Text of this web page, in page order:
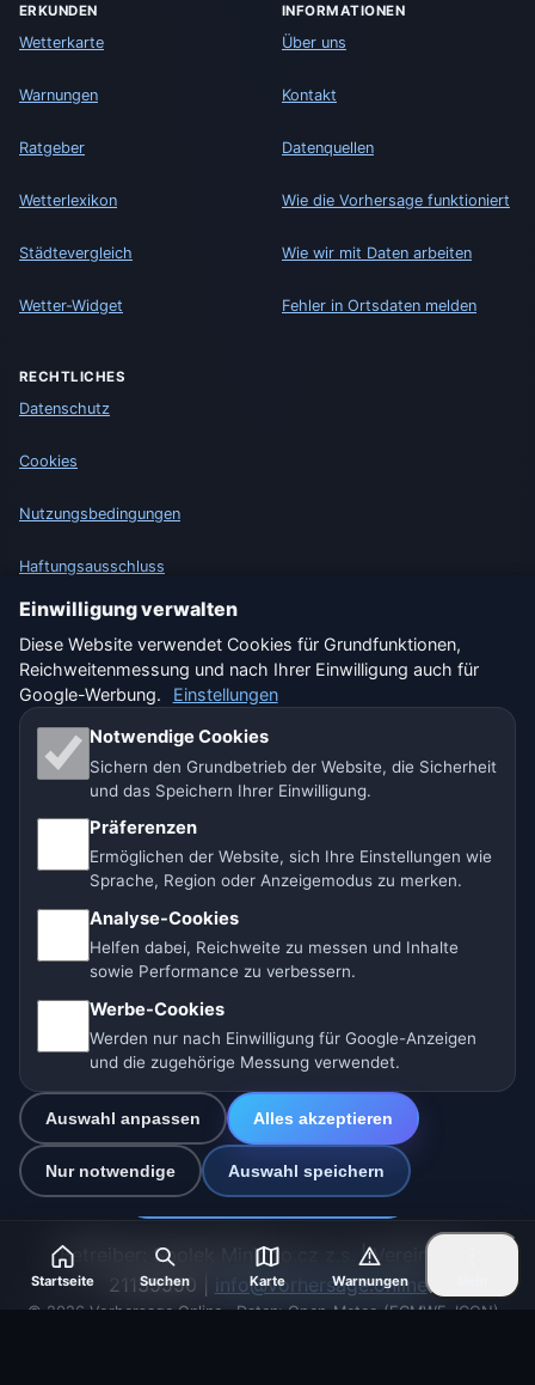
ERKUNDEN
Wetterkarte
Warnungen
Ratgeber
Wetterlexikon
Städtevergleich
Wetter-Widget
INFORMATIONEN
Über uns
Kontakt
Datenquellen
Wie die Vorhersage funktioniert
Wie wir mit Daten arbeiten
Fehler in Ortsdaten melden
RECHTLICHES
Datenschutz
Cookies
Nutzungsbedingungen
Haftungsausschluss
Impressum
Wir helfen Tieren
Sitemap
Einstellungen
🇩🇪 Wetter Deutschland 🇦🇹 Wetter Österreich
🇨🇭 Wetter Schweiz
🇨🇿 Tschechien 🇭🇷 Kroatien 🇧🇬 Bulgarien
🌎 Lateinamerika und Spanien 🇮🇳 Süd- und Südostasien
🌍 Internationales Wetternetzwerk
Betreiber: Spolek Minizoo.cz z.s. | Vereins-Nr.:
21135550 | info@vorhersage.online
© 2026 Vorhersage Online · Daten: Open-Meteo (ECMWF, ICON) ·
Startseite Suchen Karte Warnungen
Einwilligung verwalten
Diese Website verwendet Cookies für Grundfunktionen,
Reichweitenmessung und nach Ihrer Einwilligung auch für
Google-Werbung.
Einstellungen
Notwendige Cookies
Sichern den Grundbetrieb der Website, die Sicherheit
und das Speichern Ihrer Einwilligung.
Präferenzen
Ermöglichen der Website, sich Ihre Einstellungen wie
Sprache, Region oder Anzeigemodus zu merken.
Analyse-Cookies
Helfen dabei, Reichweite zu messen und Inhalte
sowie Performance zu verbessern.
Werbe-Cookies
Werden nur nach Einwilligung für Google-Anzeigen
und die zugehörige Messung verwendet.
Auswahl anpassen Alles akzeptieren
Nur notwendige Auswahl speichern